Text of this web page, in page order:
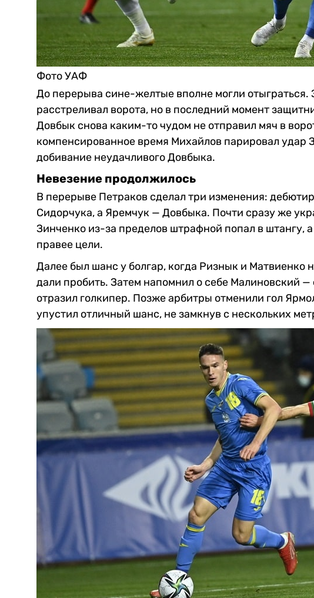
Фото УАФ
До перерыва сине-желтые вполне могли отыграться.
расстреливал ворота, но в последний момент
Довбык снова каким-то чудом не отправил мяч в
компенсированное время Михайлов парировал удар
добивание неудачливого Довбыка.
Невезение продолжилось
В перерыве Петраков сделал три изменения:
Сидорчука, а Яремчук — Довбыка. Почти сразу же
Зинченко из-за пределов штрафной попал в штангу,
правее цели.
Далее был шанс у болгар, когда Ризнык и Матвиенко
дали пробить. Затем напомнил о себе Малиновский
отразил голкипер. Позже арбитры отменили гол
упустил отличный шанс, не замкнув с нескольких